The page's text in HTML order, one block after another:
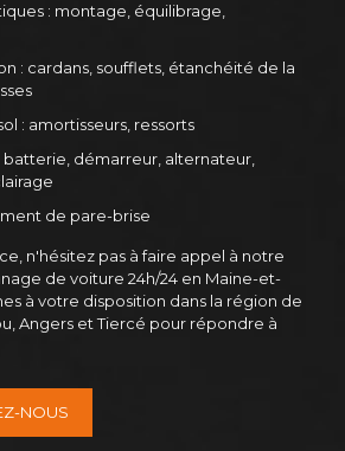
: montage, équilibrage,
: cardans, soufflets, étanchéité de la
: amortisseurs, ressorts
batterie, démarreur, alternateur,
de pare-brise
n'hésitez pas à faire appel à notre
de voiture 24h/24 en Maine-et-
à votre disposition dans la région de
Angers et Tiercé pour répondre à
NOUS